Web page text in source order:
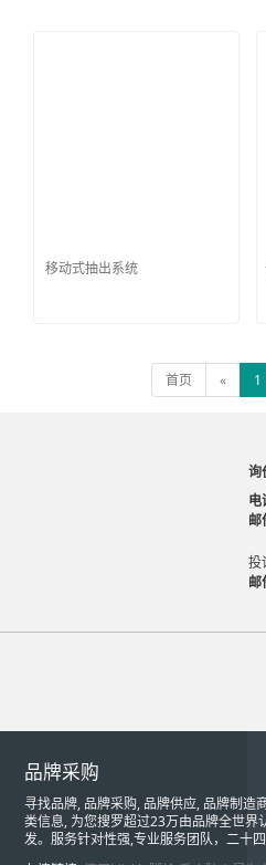
移动式抽出系统
首页 « 1
询
电
邮
投
邮
品牌采购
寻找品牌, 品牌采购, 品牌供应, 品牌制造
类信息, 为您搜罗超过23万由品牌全世界
发。服务针对性强,专业服务团队，二十四